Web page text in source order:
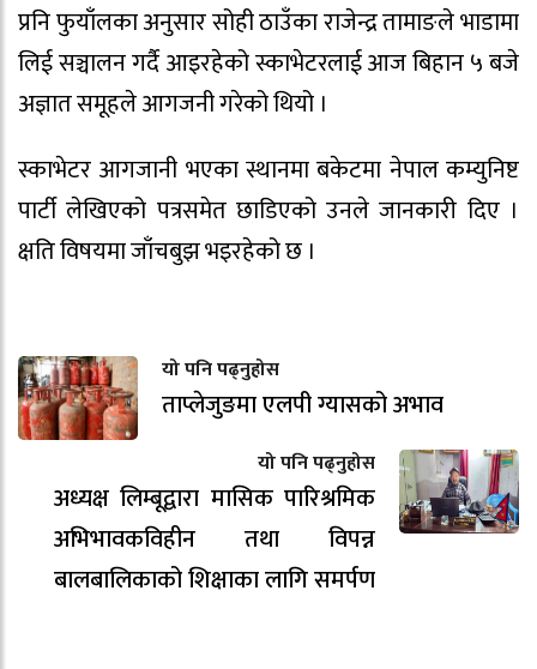
प्रनि फुयाँलका अनुसार सोही ठाउँका राजेन्द्र तामाङले भाडामा
लिई सञ्चालन गर्दै आइरहेको स्काभेटरलाई आज बिहान ५ बजे
अज्ञात समूहले आगजनी गरेको थियो ।
स्काभेटर आगजानी भएका स्थानमा बकेटमा नेपाल कम्युनिष्ट
पार्टी लेखिएको पत्रसमेत छाडिएको उनले जानकारी दिए ।
क्षति विषयमा जाँचबुझ भइरहेको छ ।
यो पनि पढ्नुहोस
ताप्लेजुङमा एलपी ग्यासको अभाव
यो पनि पढ्नुहोस
अध्यक्ष लिम्बूद्वारा मासिक पारिश्रमिक
अभिभावकविहीन तथा विपन्न
बालबालिकाको शिक्षाका लागि समर्पण